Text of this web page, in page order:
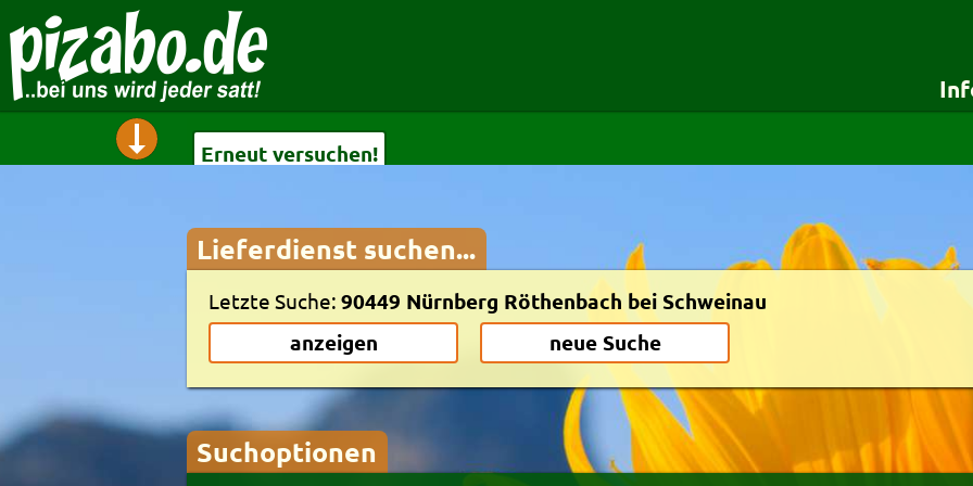
Startseite
Weiterempfehlen
Newsletter
Testshop
Erneut versuchen!
Erneut versuchen!
Lieferdienst suchen...
Letzte Suche: 90449 Nürnberg Röthenbach bei Schweinau
anzeigen
neue Suche
Suchoptionen